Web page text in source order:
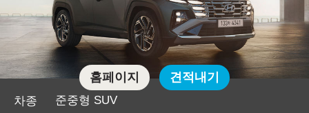
차종
준중형 SUV
홈페이지 견적내기